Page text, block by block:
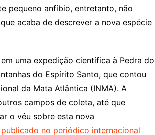
pequeno anfíbio, entretanto, não
acaba de descrever a nova espécie
uma expedição científica à Pedra do
do Espírito Santo, que contou
da Mata Atlântica (INMA). A
campos de coleta, até que
o véu sobre esta nova
no periódico internacional